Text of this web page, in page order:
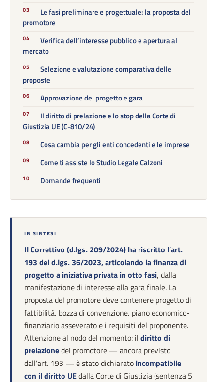
Le fasi preliminare e progettuale: la proposta del
promotore
Verifica dell’interesse pubblico e apertura al
mercato
Selezione e valutazione comparativa delle
proposte
Approvazione del progetto e gara
Il diritto di prelazione e lo stop della Corte di
Giustizia UE (C-810/24)
Cosa cambia per gli enti concedenti e le imprese
Come ti assiste lo Studio Legale Calzoni
Domande frequenti
IN SINTESI
Il Correttivo (d.lgs. 209/2024) ha riscritto l’art.
193 del d.lgs. 36/2023, articolando la finanza di
progetto a iniziativa privata in otto fasi, dalla
manifestazione di interesse alla gara finale. La
proposta del promotore deve contenere progetto di
fattibilità, bozza di convenzione, piano economico-
finanziario asseverato e i requisiti del proponente.
Attenzione al nodo del momento: il diritto di
prelazionedel promotore — ancora previsto
dall’art. 193 — è stato dichiarato incompatibile
con il diritto UEdalla Corte di Giustizia (sentenza 5